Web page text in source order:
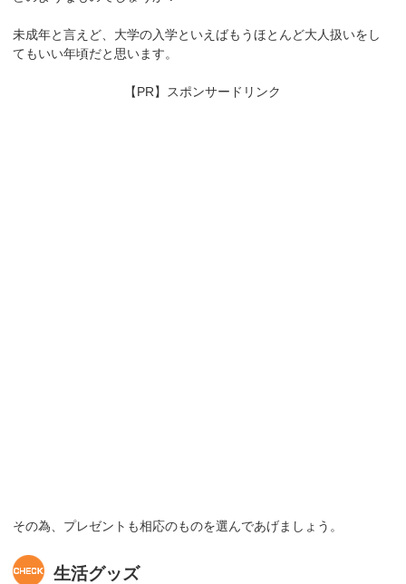
未成年と言えど、大学の入学といえばもうほとんど大人扱いをし
てもいい年頃だと思います。
【PR】スポンサードリンク
その為、プレゼントも相応のものを選んであげましょう。
生活グッズ